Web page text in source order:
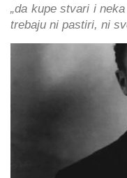
„da kupe stvari i
trebaju ni pastiri, ni